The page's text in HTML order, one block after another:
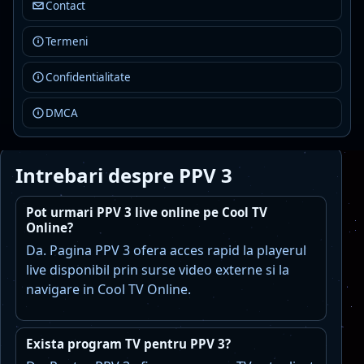
Contact
Termeni
Confidentialitate
DMCA
Leipzig.
Aceasta pagina este dedicata canalului PPV 3;
pentru liste generale foloseste paginile de
categorii, iar pentru alternative vezi sectiunea
Canale similare.
Intrebari despre PPV 3
Pot urmari PPV 3 live online pe Cool TV
Online?
Da. Pagina PPV 3 ofera acces rapid la playerul
live disponibil prin surse video externe si la
navigare in Cool TV Online.
Exista program TV pentru PPV 3?